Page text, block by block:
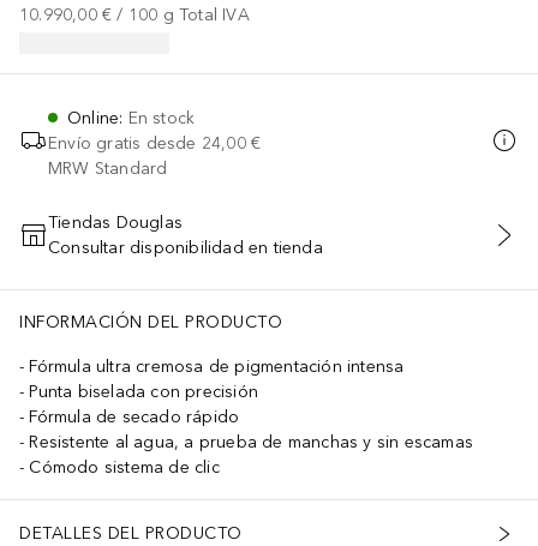
10.990,00 € / 100 g Total IVA
Online: En stock
Envío gratis desde 24,00 €
MRW Standard
AÑADIR AL CARRITO
Tiendas Douglas
Consultar disponibilidad en tienda
INFORMACIÓN DEL PRODUCTO
Fórmula ultra cremosa de pigmentación intensa
Punta biselada con precisión
Fórmula de secado rápido
Resistente al agua, a prueba de manchas y sin escamas
Cómodo sistema de clic
DETALLES DEL PRODUCTO